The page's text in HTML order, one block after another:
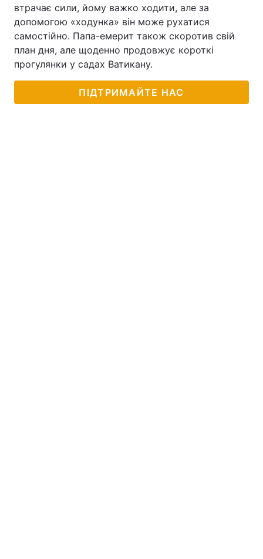
втрачає сили, йому важко ходити, але за
допомогою «ходунка» він може рухатися
самостійно. Папа-емерит також скоротив свій
план дня, але щоденно продовжує короткі
прогулянки у садах Ватикану.
ПІДТРИМАЙТЕ НАС